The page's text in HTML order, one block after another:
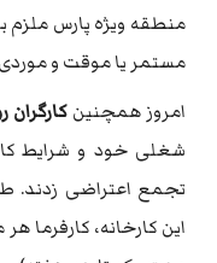
منطقه ویژه پارس ملزم
مستمر یا موقت و
امروز همچنینکارگران
شغلی خود و شرایط
تجمع اعتراضی زدند.
این کارخانه، کارفرما